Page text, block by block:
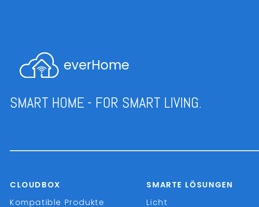
everHome
SMART HOME - FOR SMART LIVING.
CLOUDBOX
Kompatible Produkte
SMARTE LÖSUNGEN
Licht